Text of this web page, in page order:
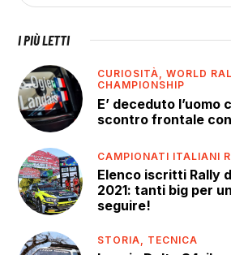
I PIÙ LETTI
CURIOSITÀ,WORLD
CHAMPIONSHIP
E’ deceduto l’uomo
scontro frontale
CAMPIONATI ITALIANI
Elenco iscritti Rally
2021: tanti big per
seguire!
STORIA, TECNICA